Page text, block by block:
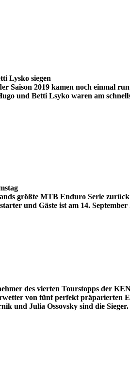
Lysko siegen
Saison 2019 kamen noch einmal
und Betti Lsyko waren am
größte MTB Enduro Serie
und Gäste ist am 14. September
des vierten Tourstopps der
von fünf perfekt präparierten
und Julia Ossovsky sind die Sieger.